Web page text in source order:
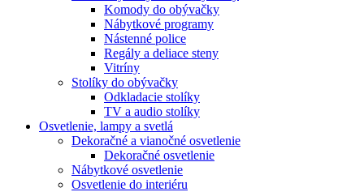
Komody do obývačky
Nábytkové programy
Nástenné police
Regály a deliace steny
Vitríny
Stolíky do obývačky
Odkladacie stolíky
TV a audio stolíky
Osvetlenie, lampy a svetlá
Dekoračné a vianočné osvetlenie
Dekoračné osvetlenie
Nábytkové osvetlenie
Osvetlenie do interiéru